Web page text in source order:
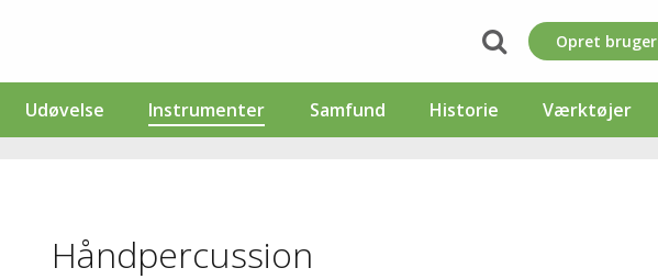
Opret bruger
Udøvelse Instrumenter Samfund Historie Værktøjer
Håndpercussion